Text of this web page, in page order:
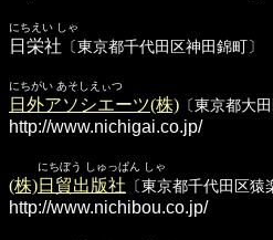
にちえい しゃ
日栄社 〔東京都千代田区神田錦町〕
にちがい あそしえぃつ
日外アソシエーツ(株) 〔東京都大
http://www.nichigai.co.jp/
にちぼう しゅっぱん しゃ
(株)日貿出版社 〔東京都千代田区猿
http://www.nichibou.co.jp/